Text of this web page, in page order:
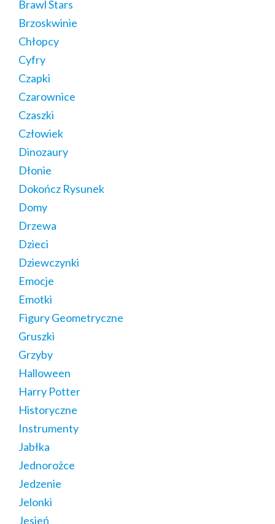
Brawl Stars
Brzoskwinie
Chłopcy
Cyfry
Czapki
Czarownice
Czaszki
Człowiek
Dinozaury
Dłonie
Dokończ Rysunek
Domy
Drzewa
Dzieci
Dziewczynki
Emocje
Emotki
Figury Geometryczne
Gruszki
Grzyby
Halloween
Harry Potter
Historyczne
Instrumenty
Jabłka
Jednorożce
Jedzenie
Jelonki
Jesień